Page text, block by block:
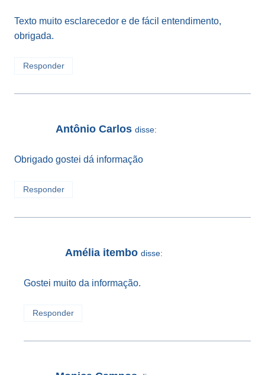
Texto muito esclarecedor e de fácil entendimento,
obrigada.
Responder
Antônio Carlos disse:
Obrigado gostei dá informação
Responder
Amélia itembo disse:
Gostei muito da informação.
Responder